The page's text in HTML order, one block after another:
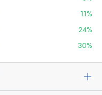
11%
24%
30%